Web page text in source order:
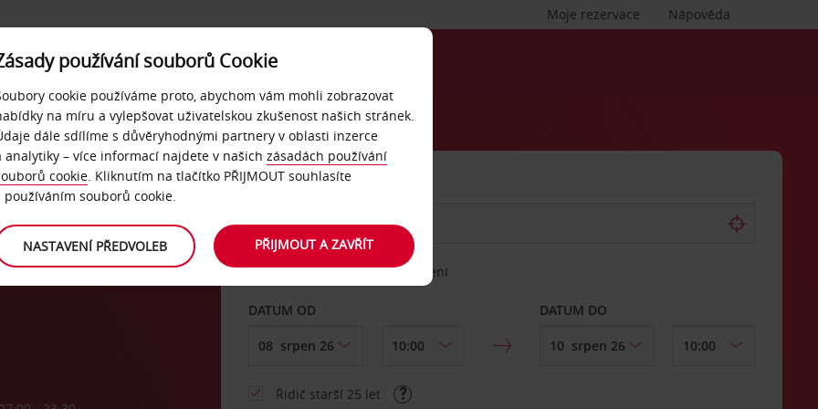
Nápověda
Moje rezervace
NAŠE SLUŽBY FIREMNÍ ZÁKAZNÍCI
Vyberte si jiné místo vrácení
DATUM OD DATUM DO
Řidič starší 25 let
používání souborů Cookie
cookie používáme proto, abychom vám mohli zobrazovat
na míru a vylepšovat uživatelskou zkušenost našich stránek.
dále sdílíme s důvěryhodnými partnery v oblasti inzerce
analytiky – více informací najdete v našich zásadách používání
cookie. Kliknutím na tlačítko PŘIJMOUT souhlasíte
používáním souborů cookie.
NASTAVENÍ PŘEDVOLEB PŘIJMOUT A ZAVŘÍT